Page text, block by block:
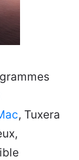
, Tuxera